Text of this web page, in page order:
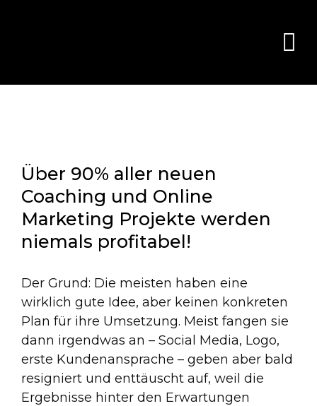
Über 90% aller neuen
Coaching und Online
Marketing Projekte werden
niemals profitabel!
Der Grund: Die meisten haben eine
wirklich gute Idee, aber keinen konkreten
Plan für ihre Umsetzung. Meist fangen sie
dann irgendwas an – Social Media, Logo,
erste Kundenansprache – geben aber bald
resigniert und enttäuscht auf, weil die
Ergebnisse hinter den Erwartungen